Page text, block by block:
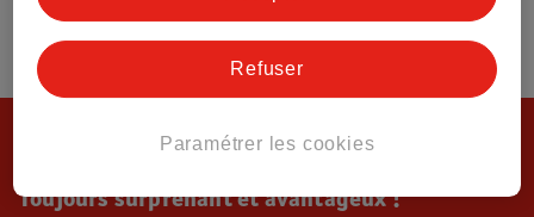
Toujours surprenant et avantageux !
Paramétrer les cookies
Refuser